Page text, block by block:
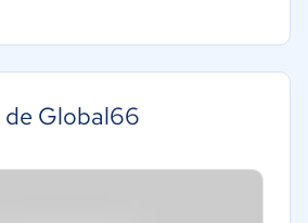
de Global66